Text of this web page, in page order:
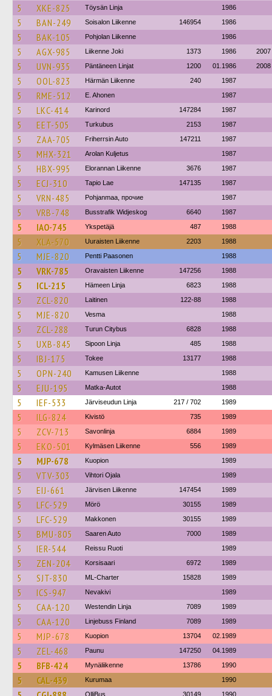
5 XKE-825 Töysän Linja 1986
5 BAN-249 Soisalon Liikenne 146954 1986
5 BAK-105 Pohjolan Liikenne 1986
5 AGX-985 Liikenne Joki 1373 1986 2007
5 UVN-935 Päntäneen Linjat 1200 01.1986 2008
5 OOL-823 Härmän Liikenne 240 1987
5 RME-512 E. Ahonen 1987
5 LKC-414 Karinord 147284 1987
5 EET-505 Turkubus 2153 1987
5 ZAA-705 Friherrsin Auto 147211 1987
5 MHX-321 Arolan Kuljetus 1987
5 HBX-995 Elorannan Liikenne 3676 1987
5 ECJ-310 Tapio Lae 147135 1987
5 VRN-485 Pohjanmaa, прочие 1987
5 VRB-748 Busstrafik Widjeskog 6640 1987
5 IAO-745 Ykspetäjä 487 1988
5 XLA-570 Uuraisten Liikenne 2203 1988
5 MJE-820 Pentti Paasonen 1988
5 VRK-785 Oravaisten Liikenne 147256 1988
5 ICL-215 Hämeen Linja 6823 1988
5 ZCL-820 Laitinen 122-88 1988
5 MJE-820 Vesma 1988
5 ZCL-288 Turun Citybus 6828 1988
5 UXB-845 Sipoon Linja 485 1988
5 IBJ-175 Tokee 13177 1988
5 OPN-240 Kamusen Liikenne 1988
5 EJU-195 Matka-Autot 1988
5 IEF-533 Järviseudun Linja 217 / 702 1989
5 ILG-824 Kivistö 735 1989
5 ZCV-713 Savonlinja 6884 1989
5 EKO-501 Kylmäsen Liikenne 556 1989
5 MJP-678 Kuopion 1989
5 VTV-303 Vihtori Ojala 1989
5 EIJ-661 Järvisen Liikenne 147454 1989
5 LFC-529 Mörö 30155 1989
5 LFC-529 Makkonen 30155 1989
5 BMU-805 Saaren Auto 7000 1989
5 IER-544 Reissu Ruoti 1989
5 ZEN-204 Korsisaari 6972 1989
5 SJT-830 ML-Charter 15828 1989
5 ICS-947 Nevakivi 1989
5 CAA-120 Westendin Linja 7089 1989
5 CAA-120 Linjebuss Finland 7089 1989
5 MJP-678 Kuopion 13704 02.1989
5 ZEL-468 Paunu 147250 04.1989
5 BFB-424 Mynäliikenne 13786 1990
5 CAL-439 Kurumaa 1990
OlliBus 30149 1990